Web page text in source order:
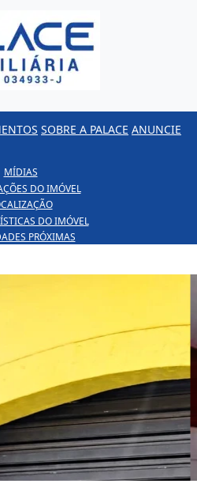
SOBRE A PALACE ANUNCIE
MÍDIAS
DO IMÓVEL
DO IMÓVEL
PRÓXIMAS